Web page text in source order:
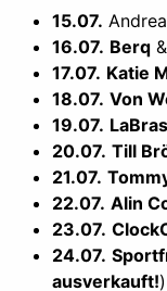
15.07.
16.07. Berq &
17.07. Katie
18.07. Von
19.07.
20.07. Till
21.07.
22.07. Alin
23.07.
24.07.
ausverkauft!)